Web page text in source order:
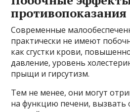
противопоказания
Современные
практически не имеют
как сгустки крови,
давление, уровень
прыщи и гирсутизм.
Тем не менее, они могут
на функцию печени, вызвать